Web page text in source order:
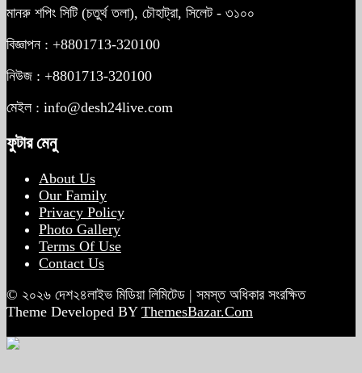
মানরু শপিং সিটি (চতুর্থ তলা), চৌহাট্রা, সিলেট - ৩১০০
বিজ্ঞাপন : +8801713-320100
নিউজ : +8801713-320100
মেইল : info@desh24live.com
ফুটার মেনু
About Us
Our Family
Privacy Policy
Photo Gallery
Terms Of Use
Contact Us
© ২০২৬ দেশ২৪লাইভ মিডিয়া লিমিটেড | সমস্ত অধিকার সংরক্ষিত
Theme Developed BY ThemesBazar.Com